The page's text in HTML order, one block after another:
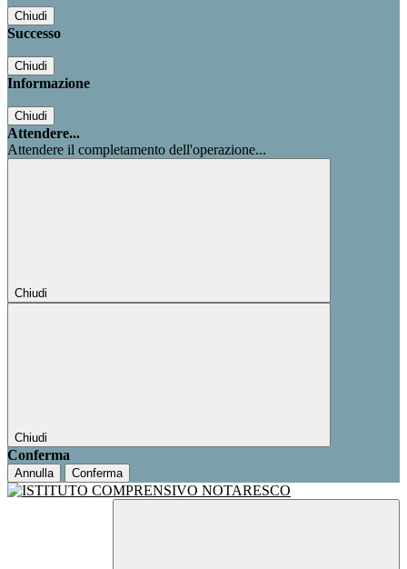
Chiudi
Successo
Chiudi
Informazione
Chiudi
Attendere...
Attendere il completamento dell'operazione...
Chiudi
Chiudi
Conferma
Annulla Conferma